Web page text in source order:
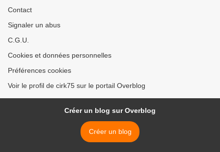
Contact
Signaler un abus
C.G.U.
Cookies et données personnelles
Préférences cookies
Voir le profil de cirk75 sur le portail Overblog
Créer un blog sur Overblog
Créer un blog